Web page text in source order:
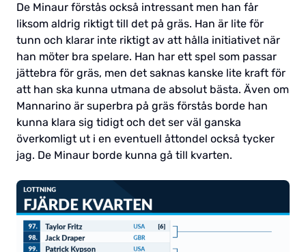
De Minaur förstås också intressant men han får
liksom aldrig riktigt till det på gräs. Han är lite för
tunn och klarar inte riktigt av att hålla initiativet när
han möter bra spelare. Han har ett spel som passar
jättebra för gräs, men det saknas kanske lite kraft för
att han ska kunna utmana de absolut bästa. Även om
Mannarino är superbra på gräs förstås borde han
kunna klara sig tidigt och det ser väl ganska
överkomligt ut i en eventuell åttondel också tycker
jag. De Minaur borde kunna gå till kvarten.